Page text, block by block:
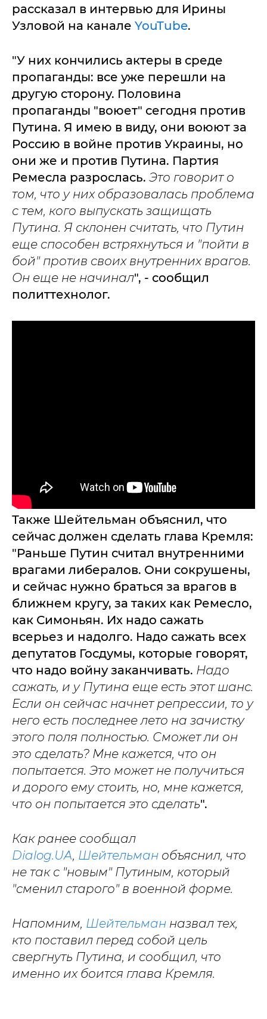
рассказал в интервью для Ирины
Узловой на канале YouTube.
"У них кончились актеры в среде
пропаганды: все уже перешли на
другую сторону. Половина
пропаганды "воюет" сегодня против
Путина. Я имею в виду, они воюют за
Россию в войне против Украины, но
они же и против Путина. Партия
Ремесла разрослась. Это говорит о
том, что у них образовалась проблема
с тем, кого выпускать защищать
Путина. Я склонен считать, что Путин
еще способен встряхнуться и "пойти в
бой" против своих внутренних врагов.
Он еще не начинал", - сообщил
политтехнолог.
Также Шейтельман объяснил, что
сейчас должен сделать глава Кремля:
"Раньше Путин считал внутренними
врагами либералов. Они сокрушены,
и сейчас нужно браться за врагов в
ближнем кругу, за таких как Ремесло,
как Симоньян. Их надо сажать
всерьез и надолго. Надо сажать всех
депутатов Госдумы, которые говорят,
что надо войну заканчивать. Надо
сажать, и у Путина еще есть этот шанс.
Если он сейчас начнет репрессии, то у
него есть последнее лето на зачистку
этого поля полностью. Сможет ли он
это сделать? Мне кажется, что он
попытается. Это может не получиться
и дорого ему стоить, но, мне кажется,
что он попытается это сделать".
Как ранее сообщал
Dialog.UA, Шейтельман объяснил, что
не так с "новым" Путиным, который
"сменил старого" в военной форме.
Напомним, Шейтельман назвал тех,
кто поставил перед собой цель
свергнуть Путина, и сообщил, что
именно их боится глава Кремля.